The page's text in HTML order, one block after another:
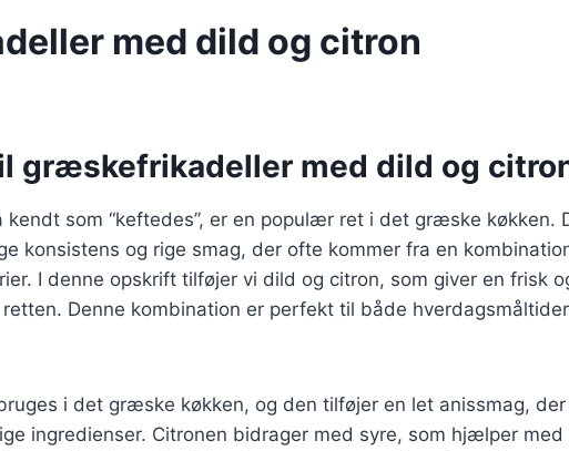
med dild og citron
græskefrikadeller med dild og
som “keftedes”, er en populær ret i det græske køkken.
konsistens og rige smag, der ofte kommer fra en
I denne opskrift tilføjer vi dild og citron, som giver en frisk
Denne kombination er perfekt til både
i det græske køkken, og den tilføjer en let anissmag, der
ingredienser. Citronen bidrager med syre, som hjælper med